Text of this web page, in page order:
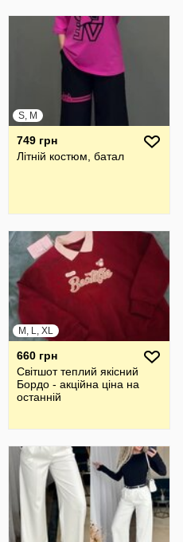
S, M
749 грн
Літній костюм, батал
M, L, XL
660 грн
Світшот теплий якісний
Бордо - акційна ціна на
останній